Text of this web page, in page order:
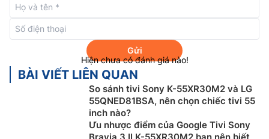
chính xác hoàn hảo, sau đó tối ưu hóa hình ảnh để
mang đến độ chận thực tuyệt đỉnh.
Gửi
Hiện chưa có đánh giá nào!
BÀI VIẾT LIÊN QUAN
So sánh tivi Sony K-55XR30M2 và LG
55QNED81BSA, nên chọn chiếc tivi 55
inch nào?
Ưu nhược điểm của Google Tivi Sony
Bravia 3 II K-55XR30M2 bạn nên biết